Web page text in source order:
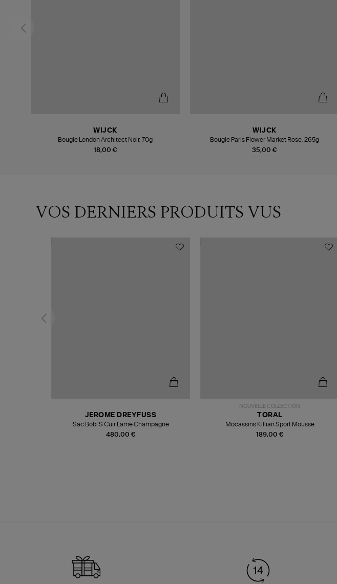
18,00 €
WIJCK
Bougie London Architect Noir, 70g
35,00 €
WIJCK
Bougie Paris Flower Market Rose, 265g
VOS DERNIERS PRODUITS VUS
480,00 €
JEROME DREYFUSS
Sac Bobi S Cuir Lamé Champagne
NOUVELLE COLLECTION
189,00 €
TORAL
Mocassins Killian Sport Mousse